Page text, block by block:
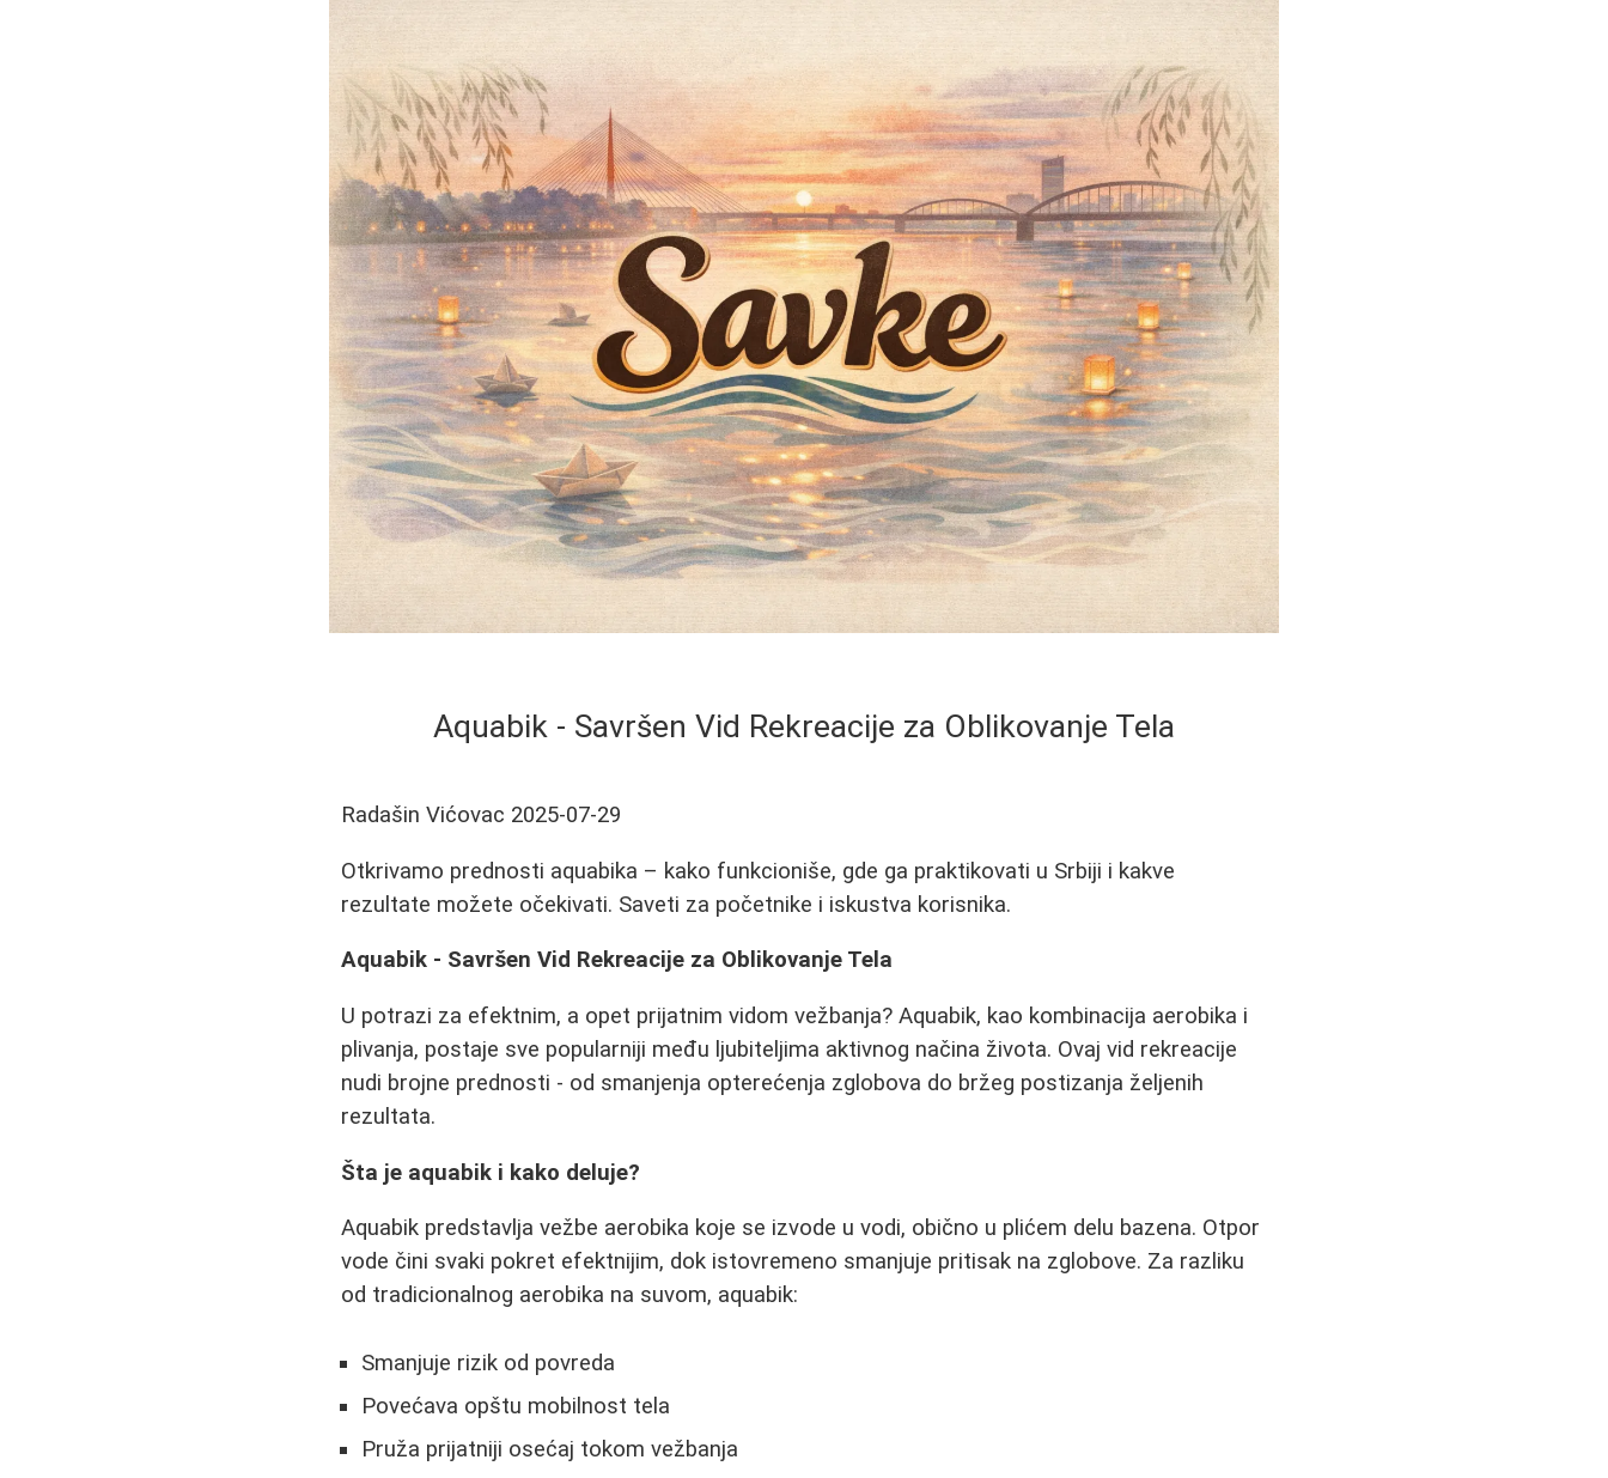
Aquabik - Savršen Vid Rekreacije za Oblikovanje Tela
Radašin Vićovac 2025-07-29
Otkrivamo prednosti aquabika – kako funkcioniše, gde ga praktikovati u Srbiji i kakve
rezultate možete očekivati. Saveti za početnike i iskustva korisnika.
Aquabik - Savršen Vid Rekreacije za Oblikovanje Tela
U potrazi za efektnim, a opet prijatnim vidom vežbanja? Aquabik, kao kombinacija aerobika i
plivanja, postaje sve popularniji među ljubiteljima aktivnog načina života. Ovaj vid rekreacije
nudi brojne prednosti - od smanjenja opterećenja zglobova do bržeg postizanja željenih
rezultata.
Šta je aquabik i kako deluje?
Aquabik predstavlja vežbe aerobika koje se izvode u vodi, obično u plićem delu bazena. Otpor
vode čini svaki pokret efektnijim, dok istovremeno smanjuje pritisak na zglobove. Za razliku
od tradicionalnog aerobika na suvom, aquabik:
Smanjuje rizik od povreda
Povećava opštu mobilnost tela
Pruža prijatniji osećaj tokom vežbanja